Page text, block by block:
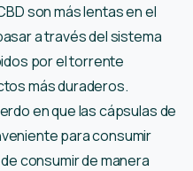
son más lentas en el
a través del sistema
por el torrente
más duraderos.
en que las cápsulas de
para consumir
consumir de manera